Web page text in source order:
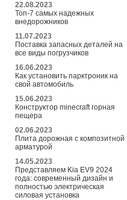
22.08.2023
Топ-7 самых надежных
внедорожников
11.07.2023
Поставка запасных деталей на
все виды погрузчиков
16.06.2023
Как установить парктроник на
свой автомобиль
15.06.2023
Конструктор minecraft горная
пещера
02.06.2023
Плита дорожная с композитной
арматурой
14.05.2023
Представляем Kia EV9 2024
года: современный дизайн и
полностью электрическая
силовая установка